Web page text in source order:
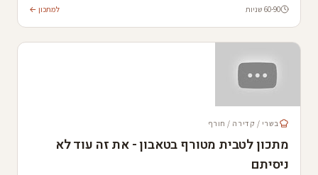
60-90 שניות למתכון ←
בשרי / קדירה / חורף
מתכון לטבית מטורף בטאבון - את זה עוד לא
ניסיתם